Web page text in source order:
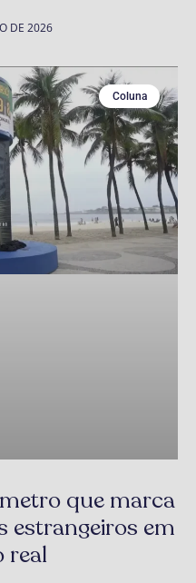
DE 2026
Coluna
que marca
estrangeiros em
real